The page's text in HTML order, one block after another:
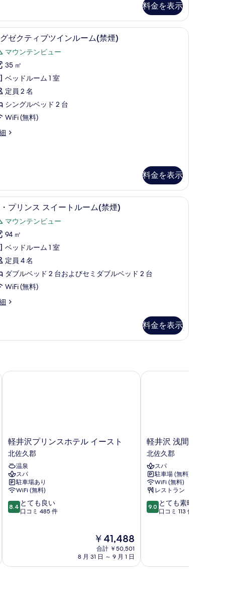
料金を表示
、セーフティボックス (室内)、デスク、遮光カーテン
エグゼクティブツインルーム(禁煙) | マウン
4 ゼクティブツインルーム(禁煙)
マウンテンビュー
35 ㎡
ベッドルーム 1 室
定員 2 名
シングルベッド 2 台
WiFi (無料)
料金を表示
ビング エリア | 液晶テレビ、DVD プレーヤーザ・プリンス スイートルーム(禁煙) | ミニバ
4 プリンス スイートルーム(禁煙)
マウンテンビュー
94 ㎡
ベッドルーム 1 室
定員 4 名
ダブルベッド 2 台およびセミダブルベッド 2 台
WiFi (無料)
料金を表示
軽
井
沢
プ
リ
ン
ス
ホ
テ
北
軽井沢プリンスホテル イースト
北佐久郡
温泉
スパ
駐車場あり
WiFi (無料)
10
段
も
8.4 とても良い
口コミ 485 件
現
在
の
￥41,488
合計 ￥50,501
8 月 31 日 ～ 9 月 1 日
軽井沢プリンスホテル イースト
軽
井
沢
浅
間
プ
リ
ン
ス
久
軽井沢 浅間プリンス
北佐久郡
スパ
駐車場 (無料)
WiFi (無料)
レストラン
10
段
も
9.0 とても素晴らしい
口コミ 113 件
軽井沢 浅間プリンスホ